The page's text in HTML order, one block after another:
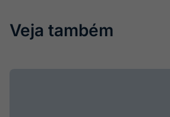
Veja também